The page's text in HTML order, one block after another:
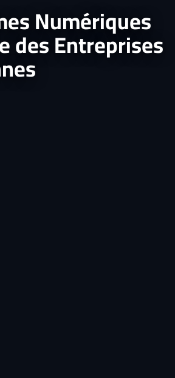
Numériques
des Entreprises